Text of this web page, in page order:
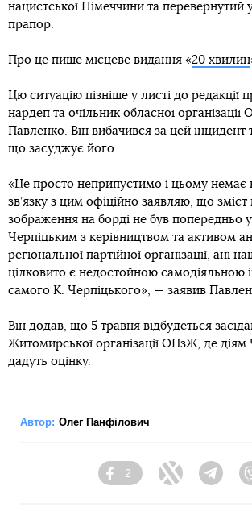
нацистської Німеччини та перевернутий
прапор.
Про це пише місцеве видання «20 хвилин
Цю ситуацію пізніше у листі до редакції
нардеп та очільник обласної
Павленко. Він вибачився за цей інцидент
що засуджує його.
«Це просто неприпустимо і цьому немає
зв’язку з цим офіційно заявляю, що зміст
зображення на борді не був попередньо
Черпіцьким з керівництвом та активом
регіональної партійної організації, ані
цілковито є недостойною самодіяльною
самого К. Черпіцького», — заявив
Він додав, що 5 травня відбудеться
Житомирської організації ОПзЖ, де діям
дадуть оцінку.
Автор: Олег Панфілович
Facebook
2
Twitter